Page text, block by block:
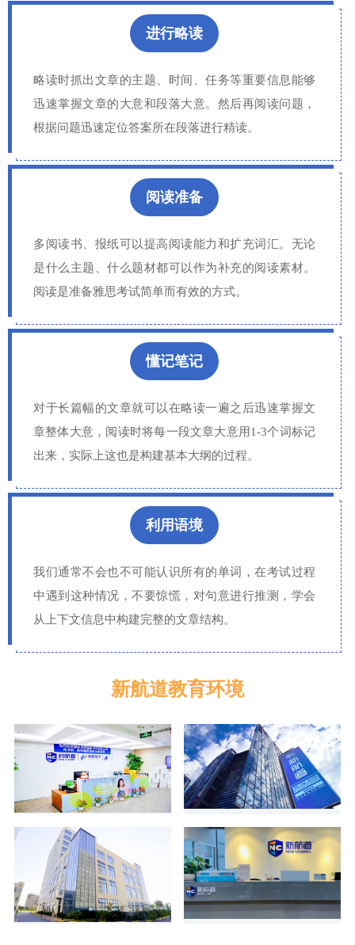
进行略读
略读时抓出文章的主题、时间、任务等重要信息能够
迅速掌握文章的大意和段落大意。然后再阅读问题，
根据问题迅速定位答案所在段落进行精读。
阅读准备
多阅读书、报纸可以提高阅读能力和扩充词汇。无论
是什么主题、什么题材都可以作为补充的阅读素材。
阅读是准备雅思考试简单而有效的方式。
懂记笔记
对于长篇幅的文章就可以在略读一遍之后迅速掌握文
章整体大意，阅读时将每一段文章大意用1-3个词标记
出来，实际上这也是构建基本大纲的过程。
利用语境
我们通常不会也不可能认识所有的单词，在考试过程
中遇到这种情况，不要惊慌，对句意进行推测，学会
从上下文信息中构建完整的文章结构。
新航道教育环境